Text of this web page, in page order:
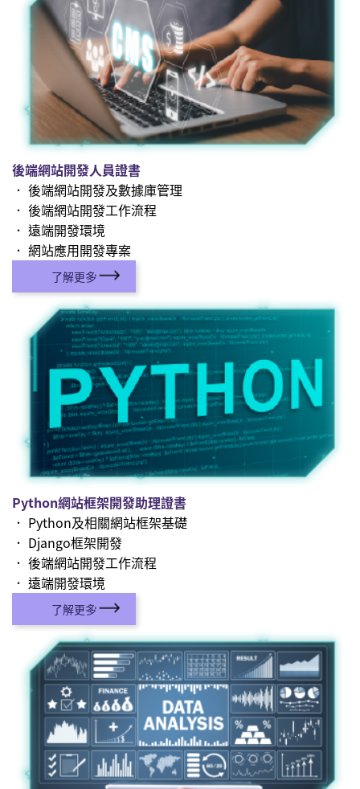
後端網站開發人員證書
． 後端網站開發及數據庫管理
． 後端網站開發工作流程
． 遠端開發環境
． 網站應用開發專案
了解更多
Python網站框架開發助理證書
． Python及相關網站框架基礎
． Django框架開發
． 後端網站開發工作流程
． 遠端開發環境
了解更多